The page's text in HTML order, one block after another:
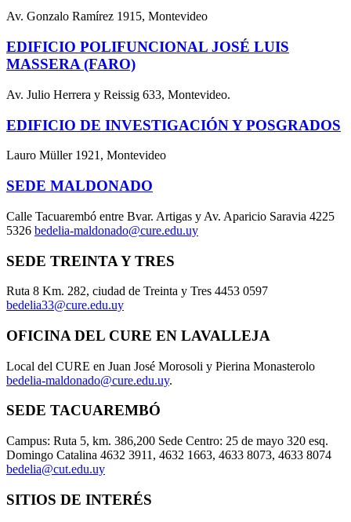
Av. Gonzalo Ramírez 1915, Montevideo
EDIFICIO POLIFUNCIONAL JOSÉ LUIS
MASSERA (FARO)
Av. Julio Herrera y Reissig 633, Montevideo.
EDIFICIO DE INVESTIGACIÓN Y POSGRADOS
Lauro Müller 1921, Montevideo
SEDE MALDONADO
Calle Tacuarembó entre Bvar. Artigas y Av. Aparicio Saravia 4225
5326 bedelia-maldonado@cure.edu.uy
SEDE TREINTA Y TRES
Ruta 8 Km. 282, ciudad de Treinta y Tres 4453 0597
bedelia33@cure.edu.uy
OFICINA DEL CURE EN LAVALLEJA
Local del CURE en Juan José Morosoli y Pierina Monasterolo
bedelia-maldonado@cure.edu.uy.
SEDE TACUAREMBÓ
Campus: Ruta 5, km. 386,200 Sede Centro: 25 de mayo 320 esq.
Domingo Catalina 4632 3911, 4632 1663, 4633 8073, 4633 8074
bedelia@cut.edu.uy
SITIOS DE INTERÉS